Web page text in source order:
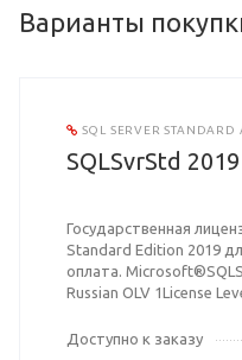
Варианты
SQL SERVER STANDARD
SQLSvrStd
Государственная
Standard Edition 2019
оплата.
Russian OLV 1License
Доступно к заказу